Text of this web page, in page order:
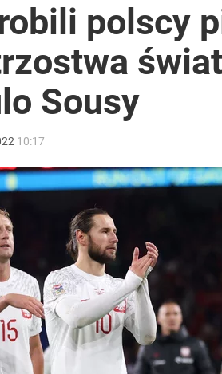
polscy
Sousy
10:17